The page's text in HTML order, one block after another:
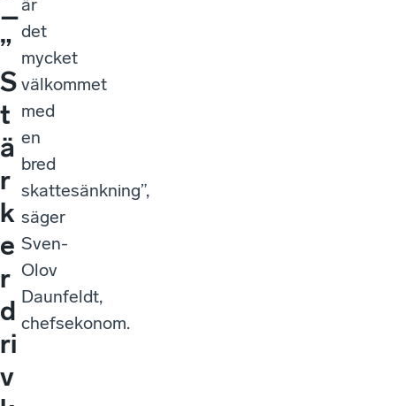
–
”
S
t
ä
r
k
e
r
d
ri
v
är
det
mycket
välkommet
med
en
bred
skattesänkning”,
säger
Sven-
Olov
Daunfeldt,
chefsekonom.